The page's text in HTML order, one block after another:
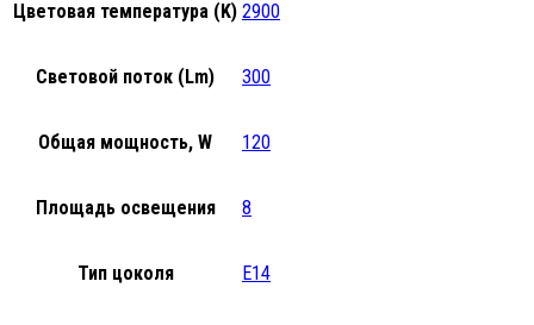
Цветовая температура (K) 2900
Световой поток (Lm) 300
Общая мощность, W 120
Площадь освещения 8
Тип цоколя E14